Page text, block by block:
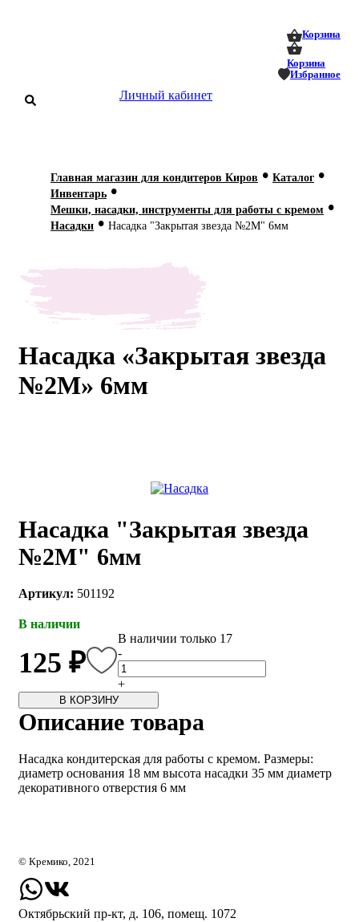
Корзина
Корзина
Избранное
Личный кабинет
О нас
Мастер-
классы
256-54-
Главная магазин для кондитеров Киров • Каталог •
Инвентарь •
Мешки, насадки, инструменты для работы с кремом •
Насадки • Насадка "Закрытая звезда №2М" 6мм
Насадка «Закрытая звезда
№2М» 6мм
Насадка "Закрытая звезда
№2М" 6мм
Артикул: 501192
В наличии
125 ₽
В наличии только 17
-
+
В КОРЗИНУ
Описание товара
Насадка кондитерская для работы с кремом. Размеры:
диаметр основания 18 мм высота насадки 35 мм диаметр
декоративного отверстия 6 мм
© Кремико, 2021
Октябрьский пр-кт, д. 106, помещ. 1072